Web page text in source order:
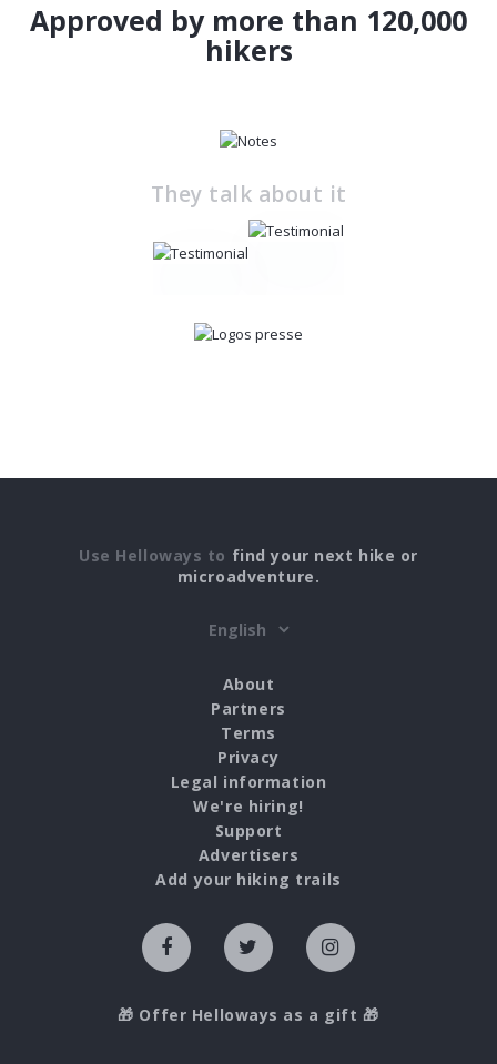
Approved by more than 120,000
hikers
They talk about it
Use Helloways to find your next hike or
microadventure.
About
Partners
Terms
Privacy
Legal information
We're hiring!
Support
Advertisers
Add your hiking trails
🎁 Offer Helloways as a gift 🎁